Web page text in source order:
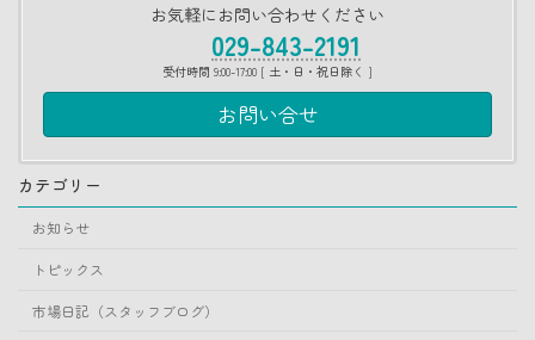
お気軽にお問い合わせください
029-843-2191
受付時間 9:00-17:00 [ 土・日・祝日除く ]
お問い合せ
カテゴリー
お知らせ
トピックス
市場日記（スタッフブログ）